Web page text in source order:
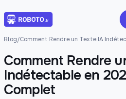
Blog/Comment Rendre un Texte IA
Comment Rendre
Indétectable en
Complet